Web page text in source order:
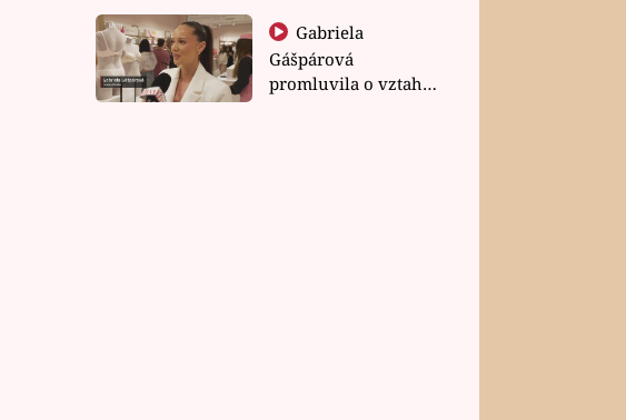
Gabriela
Gášpárová
promluvila o vztahu